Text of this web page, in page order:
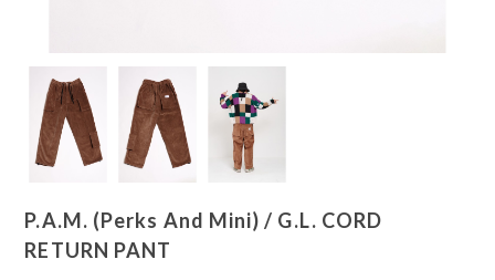
P.A.M. (Perks And Mini) / G.L. CORD
RETURN PANT